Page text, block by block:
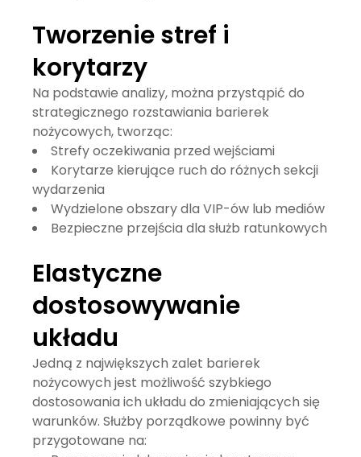
Tworzenie stref i
korytarzy
Na podstawie analizy, można przystąpić do
strategicznego rozstawiania barierek
nożycowych, tworząc:
Strefy oczekiwania przed wejściami
Korytarze kierujące ruch do różnych sekcji
wydarzenia
Wydzielone obszary dla VIP-ów lub mediów
Bezpieczne przejścia dla służb ratunkowych
Elastyczne
dostosowywanie
układu
Jedną z największych zalet barierek
nożycowych jest możliwość szybkiego
dostosowania ich układu do zmieniających się
warunków. Służby porządkowe powinny być
przygotowane na: